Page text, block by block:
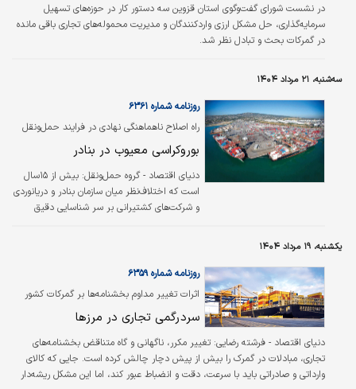
در نشست شورای گفت‌وگوی استان قزوین سه دستور کار در حوزه‌های تسهیل
سرمایه‌گذاری، حل مشکل ارزی واردکنندگان و مدیریت محموله‌های تجاری باقی مانده
در گمرکات بحث و تبادل نظر شد.
سه‌شنبه، ۲۱ مرداد ۱۴۰۴
راه اصلاح ناهماهنگی نهادی در فرایند حمل‌ونقل
دریایی بار در ایران بررسی شد؛
روزنامه شماره ۶۳۶۱
بوروکراسی معیوب در بنادر
دنیای اقتصاد - گروه حمل‌ونقل:
بیش از ۱۵سال
است که اختلاف‌نظر میان سازمان بنادر و دریانوردی
و شرکت‌های کشتیرانی بر سر شناسایی دقیق
یکشنبه، ۱۹ مرداد ۱۴۰۴
اثرات تغییر مداوم بخشنامه‌ها بر گمرکات کشور
بررسی شد؛
روزنامه شماره ۶۳۵۹
سردرگمی تجاری در مرزها
دنیای اقتصاد - فرشته رضایی: تغییر مکرر، ناگهانی و گاه متناقض بخشنامه‌های
تجاری، مبادلات در گمرک را بیش از پیش دچار چالش کرده است. جایی که کالای
وارداتی و صادراتی باید با سرعت، دقت و انضباط عبور کند، اما این مشکل ریشه‌دار